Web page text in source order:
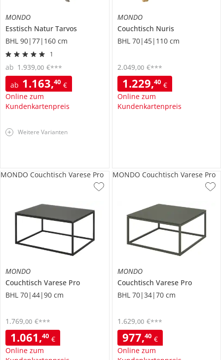
MONDO
Esstisch Natur Tarvos
BHL 90|77|160 cm
1
ab 1.163,40 €
Online zum
Kundenkartenpreis
ab 1.939,00 €***
Weitere Varianten
MONDO
Couchtisch Nuris
BHL 70|45|110 cm
1.229,40 €
Online zum
Kundenkartenpreis
2.049,00 €***
MONDO
Couchtisch Varese Pro
BHL 70|44|90 cm
1.061,40 €
Online zum
1.769,00 €***
MONDO Couchtisch Varese Pro
MONDO
Couchtisch Varese Pro
BHL 70|34|70 cm
977,40 €
Online zum
1.629,00 €***
MONDO Couchtisch Varese Pro